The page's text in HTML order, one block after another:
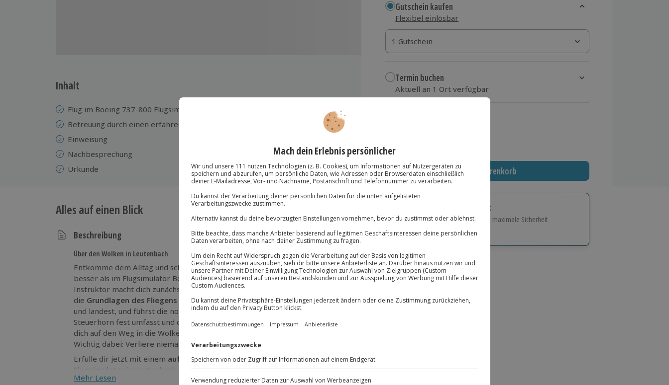
Gutschein kaufen
Flexibel einlösbar
1 Gutschein
1 Gutschein
1 Gutschein
Termin buchen
Aktuell an 1 Ort verfügbar
In den Warenkorb
Immer das richtige Geschenk:
Große Auswahl, volle Flexibilität und maximale Sicherheit
Über 9.000 Erlebnisse.
Volle Flexibilität
Jeder Gutschein für alle Erlebnisse einlösbar.
10 Jahre gültig & verlängerbar.
Inhalt
Flug im Boeing 737-800 Flugsimulator
Betreuung durch einen erfahrenen Instruktor
Einweisung
Nachbesprechung
Urkunde
Alles auf einen Blick
Beschreibung
Über den Wolken in Leutenbach
Entkomme dem Alltag und schwing dich in die Lüfte – und wo ginge das
besser als im Flugsimulator Boeing 737 in Leutenbach! Ein erfahrener
Instruktor macht dich zunächst mit dem Simulator vertraut und bringt dir
die Grundlagen des Fliegens bei. Du lernst schnell, wie du sicher startest
und landest, und führst die notwendigen Vorab-Checks durch. Sobald du das
Steuerhorn fest umfasst und die Turbinen zum Leben erweckst, machst du
dich auf den Weg in die Wolken – ein Erlebnis, das seinesgleichen sucht!
Wichtig dabei: Verliere niemals den Radar aus den Augen.
Erfülle dir jetzt mit einem aufregenden Erlebnis im Boeing 737
Flugsimulator
in Leutenbach den Traum, Pilot zu sein!
Mehr Lesen